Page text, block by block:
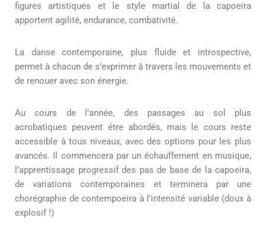
figures artistiques et le style martial de la capoeira
apportent agilité, endurance, combativité.
La danse contemporaine, plus fluide et introspective,
permet à chacun de s’exprimer à travers les mouvements et
de renouer avec son énergie.
Au cours de l’année, des passages au sol plus
acrobatiques peuvent être abordés, mais le cours reste
accessible à tous niveaux, avec des options pour les plus
avancés. Il commencera par un échauffement en musique,
l’apprentissage progressif des pas de base de la capoeira,
de variations contemporaines et terminera par une
chorégraphie de contempoeira à l’intensité variable (doux à
explosif !)